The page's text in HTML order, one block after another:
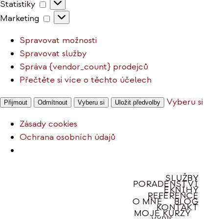
Statistiky
Statistiky
Marketing
Marketing
Spravovat možnosti
Spravovat služby
Správa {vendor_count} prodejců
Přečtěte si více o těchto účelech
Přijmout Odmítnout Vyberu si Uložit předvolby
Vyberu si
Zásady cookies
Ochrana osobních údajů
SLUŽBY
PORADENSTVÍ
EKNIHY
REFERENCE
O MNĚ BLOG
KONTAKT
MOJE KURZY